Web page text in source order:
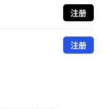
注册
注册